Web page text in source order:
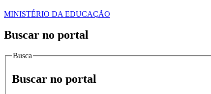
MINISTÉRIO DA EDUCAÇÃO
Buscar no portal
Busca
Buscar no portal